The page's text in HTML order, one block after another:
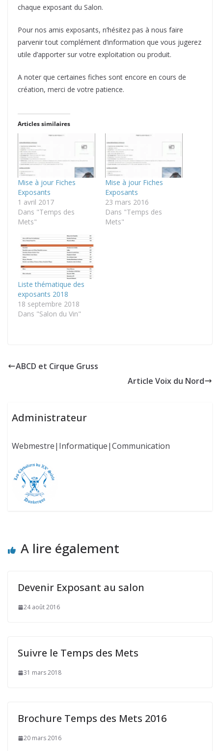
chaque exposant du Salon.
Pour nos amis exposants, n’hésitez pas à nous faire
parvenir tout complément d’information que vous jugerez
utile d’apporter sur votre exploitation ou produit.
A noter que certaines fiches sont encore en cours de
création, merci de votre patience.
Articles similaires
Mise à jour Fiches
Exposants
1 avril 2017
Dans "Temps des
Mets"
Mise à jour Fiches
Exposants
23 mars 2016
Dans "Temps des
Mets"
Liste thématique des
exposants 2018
18 septembre 2018
Dans "Salon du Vin"
ABCD et Cirque Gruss
Article Voix du Nord
Administrateur
Webmestre|Informatique|Communication
A lire également
Devenir Exposant au salon
24 août 2016
Suivre le Temps des Mets
31 mars 2018
Brochure Temps des Mets 2016
20 mars 2016